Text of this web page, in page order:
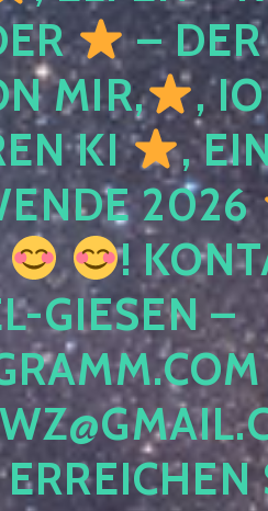
–
MIR,
,
KI
,
2026
!
GIESEN –